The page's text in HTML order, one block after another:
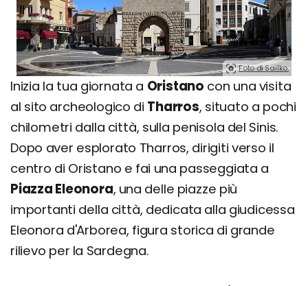
Foto di Sailko.
Inizia la tua giornata a Oristano con una visita
al sito archeologico di Tharros, situato a pochi
chilometri dalla città, sulla penisola del Sinis.
Dopo aver esplorato Tharros, dirigiti verso il
centro di Oristano e fai una passeggiata a
Piazza Eleonora, una delle piazze più
importanti della città, dedicata alla giudicessa
Eleonora d'Arborea, figura storica di grande
rilievo per la Sardegna.